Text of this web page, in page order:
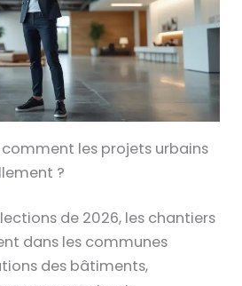
comment les projets urbains
?
de 2026, les chantiers
dans les communes
des bâtiments,